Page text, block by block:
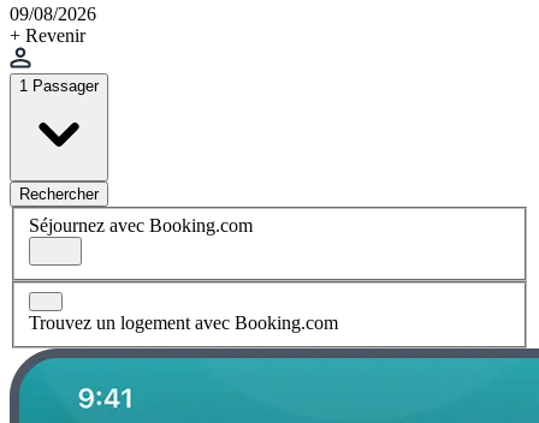
09/08/2026
+ Revenir
1 Passager
Rechercher
Séjournez avec Booking.com
Trouvez un logement avec Booking.com